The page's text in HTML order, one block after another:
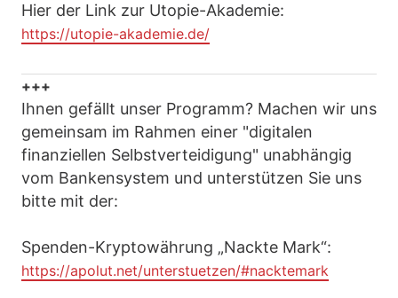
Hier der Link zur Utopie-Akademie:
https://utopie-akademie.de/
+++
Ihnen gefällt unser Programm? Machen wir uns
gemeinsam im Rahmen einer "digitalen
finanziellen Selbstverteidigung" unabhängig
vom Bankensystem und unterstützen Sie uns
bitte mit der:
Spenden-Kryptowährung „Nackte Mark“:
https://apolut.net/unterstuetzen/#nacktemark